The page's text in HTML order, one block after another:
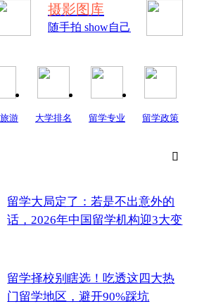
避坑全攻
爆火！免学费、好留下，但难毕业？真
国留学中介实测对比：5 大知名留学机构
，英美澳
摄影图库
随手拍 show自己
游 大学排名 留学专业 留学政策

留学大局定了：若是不出意外的
话，2026年中国留学机构迎3大变
留学择校别瞎选！吃透这四大热
门留学地区，避开90%踩坑